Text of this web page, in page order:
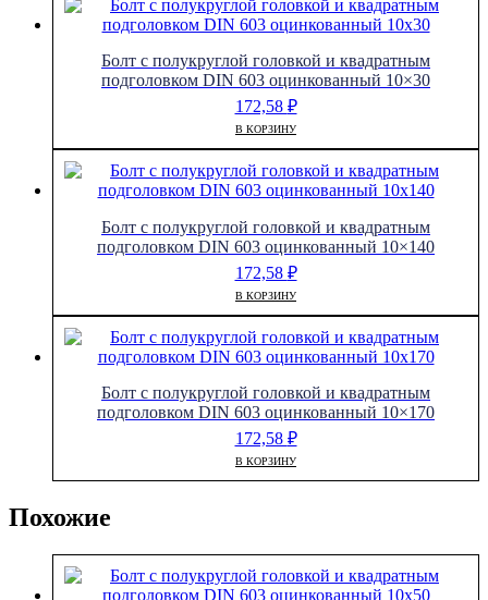
Болт с полукруглой головкой и квадратным
подголовком DIN 603 оцинкованный 10×30
172,58 ₽
В КОРЗИНУ
Болт с полукруглой головкой и квадратным
подголовком DIN 603 оцинкованный 10×140
172,58 ₽
В КОРЗИНУ
Болт с полукруглой головкой и квадратным
подголовком DIN 603 оцинкованный 10×170
172,58 ₽
В КОРЗИНУ
Похожие